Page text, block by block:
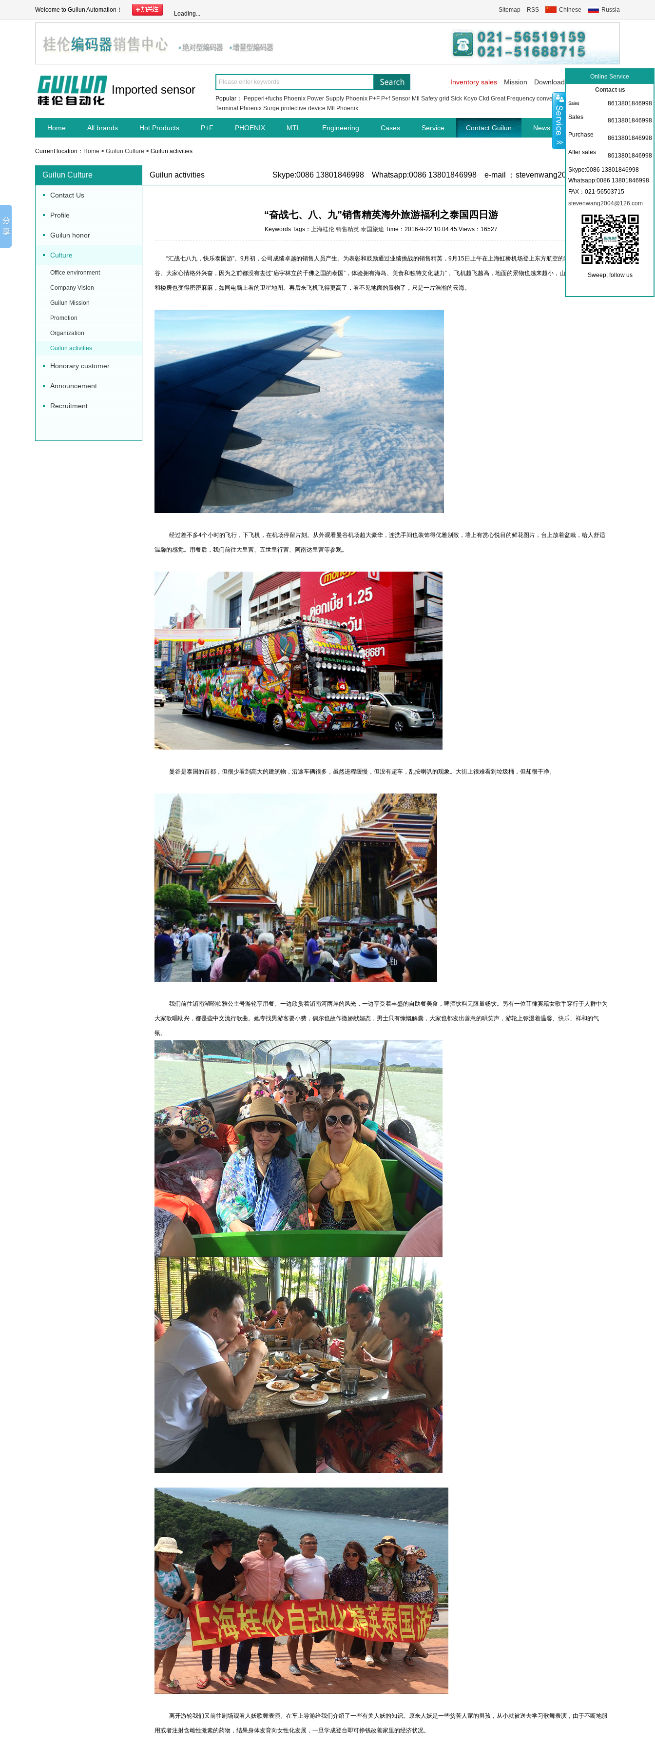
Welcome to Guilun Automation！
Loading...
Sitemap RSS Chinese Russia
Imported sensor
Inventory sales Mission Download
Popular： Pepperl+fuchs Phoenix Power Supply Phoenix P+F P+f Sensor Mtl Safety grid Sick Koyo Ckd Great Frequency converter P+f Sensor
Terminal Phoenix Surge protective device Mtl Phoenix
Home All brands Hot Products P+F PHOENIX MTL Engineering Cases Service Contact Guilun News Centre
Current location： Home > Guilun Culture > Guilun activities
Guilun Culture
Contact Us
Profile
Guilun honor
Culture
Office environment
Company Vision
Guilun Mission
Promotion
Organization
Guilun activities
Honorary customer
Announcement
Recruitment
Guilun activities Skype:0086 13801846998 Whatsapp:0086 13801846998 e-mail ：stevenwang2004@126.com
“奋战七、八、九”销售精英海外旅游福利之泰国四日游
Keywords Tags： 上海桂伦 销售精英 泰国旅途 Time：2016-9-22 10:04:45 Views：16527
“汇战七八九，快乐泰国游”。9月初，公司成绩卓越的销售人员产生。为表彰和鼓励通过业绩挑战的销售精英，9月15日上午在上海虹桥机场登上东方航空的班机出发飞往曼
谷。大家心情格外兴奋，因为之前都没有去过“庙宇林立的千佛之国的泰国”，体验拥有海岛、美食和独特文化魅力” 。飞机越飞越高，地面的景物也越来越小，山川、河流、道路
和楼房也变得密密麻麻，如同电脑上看的卫星地图。再后来飞机飞得更高了，看不见地面的景物了，只是一片浩瀚的云海。
经过差不多4个小时的飞行，下飞机，在机场停留片刻。从外观看曼谷机场超大豪华，连洗手间也装饰得优雅别致，墙上有赏心悦目的鲜花图片，台上放着盆栽，给人舒适
温馨的感觉。用餐后，我们前往大皇宫、五世皇行宫、阿南达皇宫等参观。
曼谷是泰国的首都，但很少看到高大的建筑物，沿途车辆很多，虽然进程缓慢，但没有超车，乱按喇叭的现象。大街上很难看到垃圾桶，但却很干净。
我们前往湄南湖昭帕雅公主号游轮享用餐。一边欣赏着湄南河两岸的风光，一边享受着丰盛的自助餐美食，啤酒饮料无限量畅饮。另有一位菲律宾籍女歌手穿行于人群中为
大家歌唱助兴，都是些中文流行歌曲。她专找男游客要小费，偶尔也故作撒娇献媚态，男士只有慷慨解囊，大家也都发出善意的哄笑声，游轮上弥漫着温馨、快乐、祥和的气
氛。
离开游轮我们又前往剧场观看人妖歌舞表演。在车上导游给我们介绍了一些有关人妖的知识。原来人妖是一些贫苦人家的男孩，从小就被送去学习歌舞表演，由于不断地服
用或者注射含雌性激素的药物，结果身体发育向女性化发展，一旦学成登台即可挣钱改善家里的经济状况。
Online Service
Contact us
Sales
8613801846998
Sales
8613801846998
Purchase 8613801846998
After sales 8613801846998
Skype:0086 13801846998
Whatsapp:0086 13801846998
FAX ：021-56503715
stevenwang2004@126.com
Sweep, follow us